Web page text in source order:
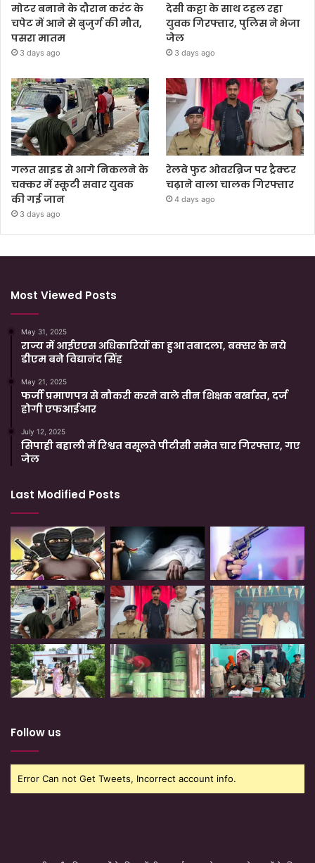
मोटर बनाने के दौरान करंट के
चपेट में आने से बुजुर्ग की मौत,
पसरा मातम
3 days ago
देसी कट्टा के साथ टहल रहा
युवक गिरफ्तार, पुलिस ने भेजा
जेल
3 days ago
गलत साइड से आगे निकलने के
चक्कर में स्कूटी सवार युवक
की गई जान
3 days ago
रेलवे फुट ओवरब्रिज पर ट्रैक्टर
चढ़ाने वाला चालक गिरफ्तार
4 days ago
Most Viewed Posts
May 31, 2025
राज्य में आईएएस अधिकारियों का हुआ तबादला, बक्सर के नये
डीएम बने विद्यानंद सिंह
May 21, 2025
फर्जी प्रमाणपत्र से नौकरी करने वाले तीन शिक्षक बर्खास्त, दर्ज
होगी एफआईआर
July 12, 2025
सिपाही बहाली में रिश्वत वसूलते पीटीसी समेत चार गिरफ्तार, गए
जेल
Last Modified Posts
Follow us
Error Can not Get Tweets, Incorrect account info.